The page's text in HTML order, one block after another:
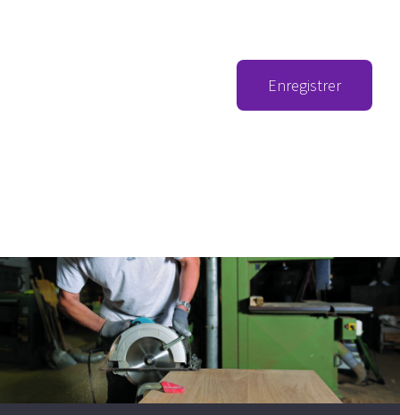
Enregistrer